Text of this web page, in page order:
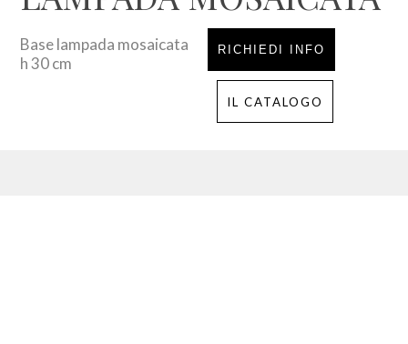
Base lampada mosaicata
h 30 cm
RICHIEDI INFO
IL CATALOGO